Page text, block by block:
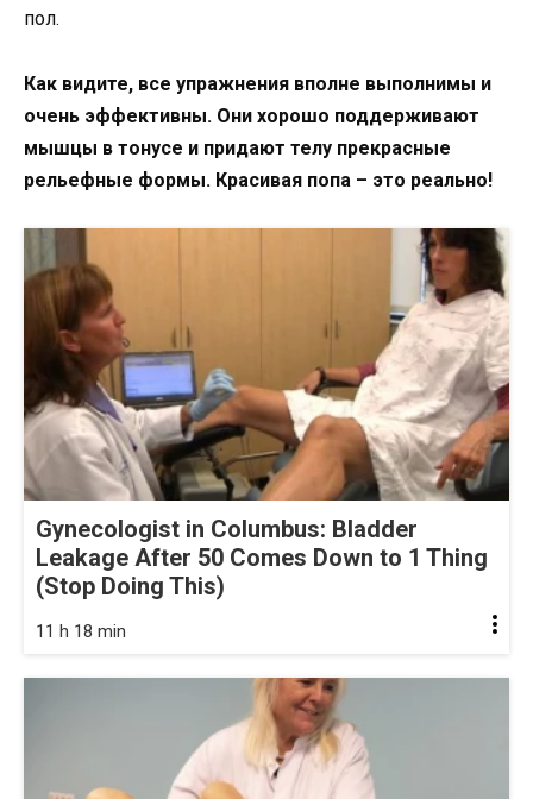
пол.
Как видите, все упражнения вполне выполнимы и
очень эффективны. Они хорошо поддерживают
мышцы в тонусе и придают телу прекрасные
рельефные формы. Красивая попа – это реально!
Gynecologist in Columbus: Bladder
Leakage After 50 Comes Down to 1 Thing
(Stop Doing This)
11 h 18 min